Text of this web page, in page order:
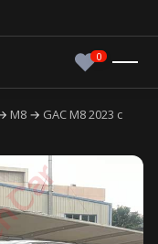
M8
GAC M8 2023 с